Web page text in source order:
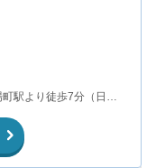
駅より徒歩7分（日比